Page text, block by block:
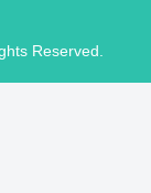
Reserved.